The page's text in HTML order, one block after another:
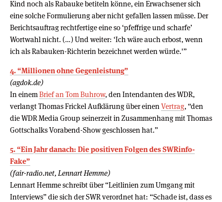
Kind noch als Rabauke betiteln könne, ein Erwachsener sich
eine solche Formulierung aber nicht gefallen lassen müsse. Der
Berichtsauftrag rechtfertige eine so ‘pfeffrige und scharfe’
Wortwahl nicht. (…) Und weiter: ‘Ich wäre auch erbost, wenn
ich als Rabauken-Richterin bezeichnet werden würde.'”
4. “Millionen ohne Gegenleistung”
(agdok.de)
In einemBrief an Tom Buhrow, den Intendanten des WDR,
verlangt Thomas Frickel Aufklärung über einen Vertrag, “den
die WDR Media Group seinerzeit in Zusammenhang mit Thomas
Gottschalks Vorabend-Show geschlossen hat.”
5. “Ein Jahr danach: Die positiven Folgen des SWRinfo-
Fake”
(fair-radio.net, Lennart Hemme)
Lennart Hemme schreibt über “Leitlinien zum Umgang mit
Interviews” die sich der SWR verordnet hat: “Schade ist, dass es